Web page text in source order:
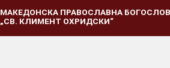
МАКЕДОНСКА ПРАВОСЛАВНА
„СВ. КЛИМЕНТ ОХРИДСКИ“